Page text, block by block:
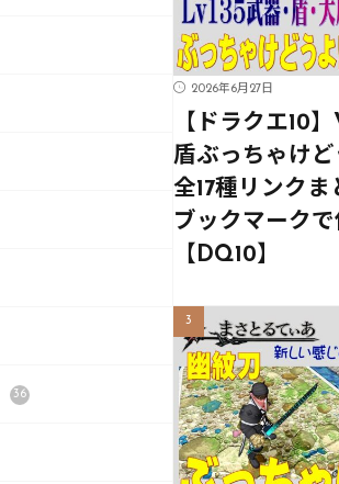
36
2026年6月27日
【ドラクエ10
盾ぶっちゃけど
全17種リンク
ブックマークで
【DQ10】